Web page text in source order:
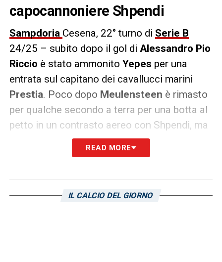
capocannoniere Shpendi
Sampdoria Cesena, 22° turno di Serie B
24/25 – subito dopo il gol di Alessandro Pio
Riccio è stato ammonito Yepes per una
entrata sul capitano dei cavallucci marini
Prestia. Poco dopo Meulensteen è rimasto
per qualche secondo a terra per una botta al
petto in un contrasto aereo con Shpendi, ma
niente di grave.
punizione battuta in fretta che trova la difesa
impreparata, Shpendiè da solo davanti al
READ MORE
IL CALCIO DEL GIORNO